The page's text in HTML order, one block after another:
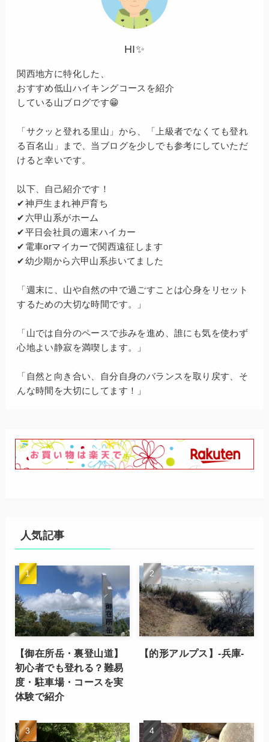
HI✨
関西地方に特化した、
おすすめ低山ハイキングコースを紹介
している山ブログです😁
「サクッと登れる里山」から、「上級者でなくても登れ
る百名山」まで、当ブログを少しでも参考にしていただ
けると幸いです。
以下、自己紹介です！
✔神戸生まれ神戸育ち
✔六甲山系がホーム
✔平日会社員の週末ハイカー
✔電車orマイカーで関西遠征します
✔幼少期から六甲山系歩いてました
「週末に、山や自然の中で過ごすことは心身をリセット
するための大切な時間です。」
「山では自分のペースで歩みを進め、誰にも気を使わず
心地よい静寂を満喫します。」
「自然と向き合い、自分自身のバランスを取り戻す、そ
んな時間を大切にしてます！」
人気記事
【御在所岳・裏登山道】
初心者でも登れる？難易
度・駐車場・コースを実
体験で紹介
【的形アルプス】-兵庫-